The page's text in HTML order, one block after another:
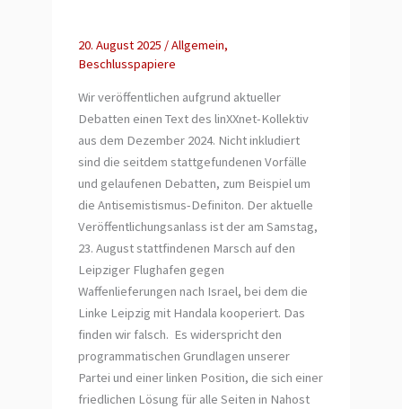
20. August 2025 /Allgemein,
Beschlusspapiere
Wir veröffentlichen aufgrund aktueller
Debatten einen Text des linXXnet-Kollektiv
aus dem Dezember 2024. Nicht inkludiert
sind die seitdem stattgefundenen Vorfälle
und gelaufenen Debatten, zum Beispiel um
die Antisemistismus-Definiton. Der aktuelle
Veröffentlichungsanlass ist der am Samstag,
23. August stattfindenen Marsch auf den
Leipziger Flughafen gegen
Waffenlieferungen nach Israel, bei dem die
Linke Leipzig mit Handala kooperiert. Das
finden wir falsch. Es widerspricht den
programmatischen Grundlagen unserer
Partei und einer linken Position, die sich einer
friedlichen Lösung für alle Seiten in Nahost